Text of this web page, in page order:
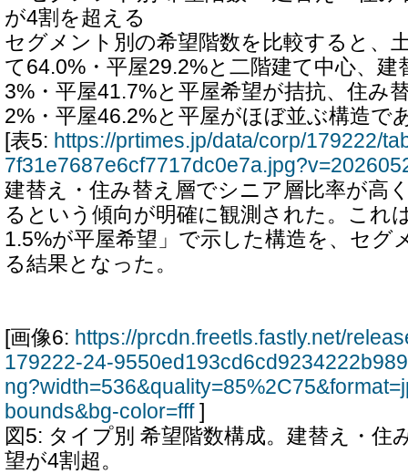
が4割を超える
セグメント別の希望階数を比較すると、
て64.0%・平屋29.2%と二階建て中心、
3%・平屋41.7%と平屋希望が拮抗、住み
2%・平屋46.2%と平屋がほぼ並ぶ構造で
[表5: https://prtimes.jp/data/corp/179222/
建替え・住み替え層でシニア層比率が高
るという傾向が明確に観測された。これ
1.5%が平屋希望」で示した構造を、セグ
る結果となった。
[画像6: https://prcdn.freetls.fastly.net/
179222-24-
bounds&bg-color=fff]
図5: タイプ別 希望階数構成。建替え・住
望が4割超。